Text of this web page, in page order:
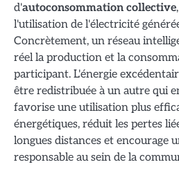
d'autoconsommation collective
l'utilisation de l'électricité
Concrètement, un réseau
réel la production et la
participant. L'énergie
être redistribuée à un autre qui
favorise une utilisation plus
énergétiques, réduit les pertes
longues distances et encourage
responsable au sein de la